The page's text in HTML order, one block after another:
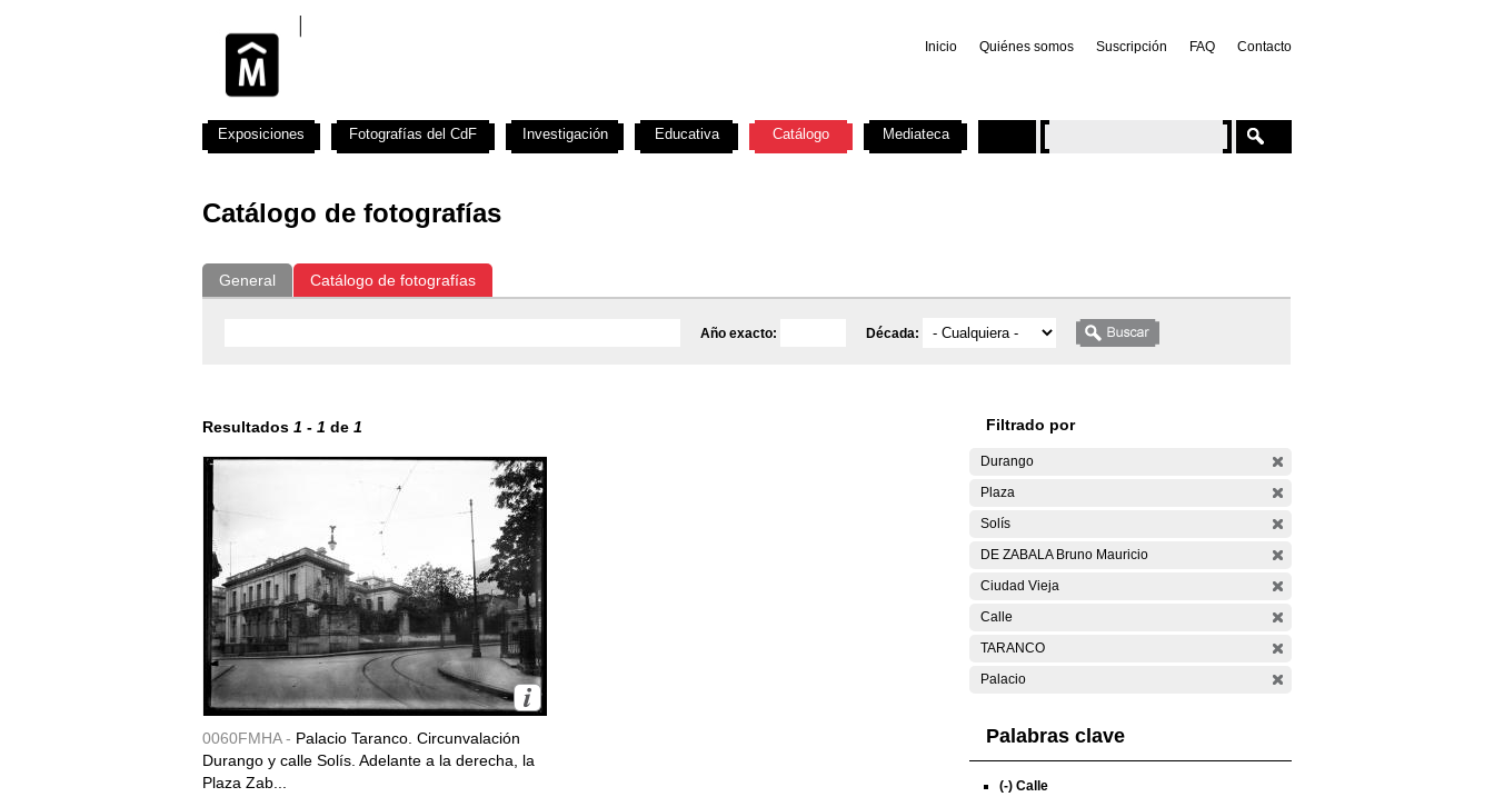
Inicio Quiénes somos Suscripción FAQ Contacto
Catálogo de fotografías
General Catálogo de fotografías
Año exacto: Década:
Resultados 1 - 1 de 1
0060FMHA - Palacio Taranco. Circunvalación
Durango y calle Solís. Adelante a la derecha, la
Plaza Zab...
Filtrado por
Durango
Plaza
Solís
DE ZABALA Bruno Mauricio
Ciudad Vieja
Calle
TARANCO
Palacio
Palabras clave
(-) Calle
Exposiciones Fotografías del CdF Investigación Educativa Catálogo Mediateca